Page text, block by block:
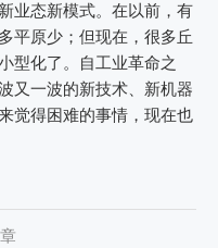
业态新模式。在以前，有
平原少；但现在，很多丘
型化了。自工业革命之
又一波的新技术、新机器
觉得困难的事情，现在也